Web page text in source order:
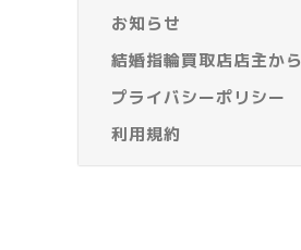
お知らせ
結婚指輪買取店店主から
プライバシーポリシー
利用規約